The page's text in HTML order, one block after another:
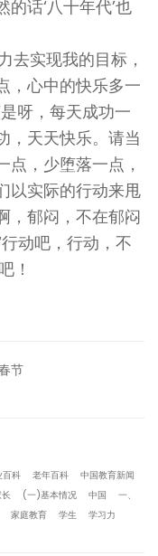
话‘八十年代’也
实现我的目标，
，心中的快乐多一
呀，每天成功一
，天天快乐。请当
，少堕落一点，
以实际的行动来甩
，郁闷，不在郁闷
动吧，行动，不
！
节
百科 老年百科
中国教育新闻
(一)基本情况 中国
一、
家庭教育 学生 学习力